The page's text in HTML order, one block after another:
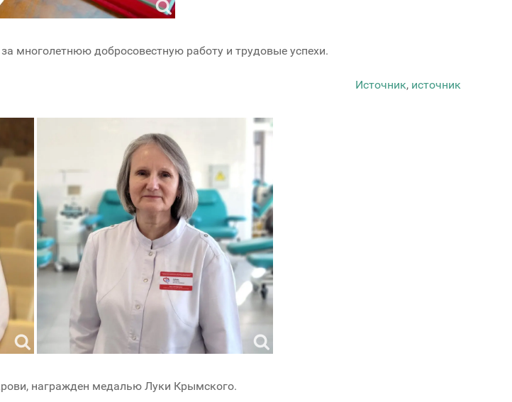
многолетнюю добросовестную работу и трудовые успехи.
Источник, источник
награжден медалью Луки Крымского.